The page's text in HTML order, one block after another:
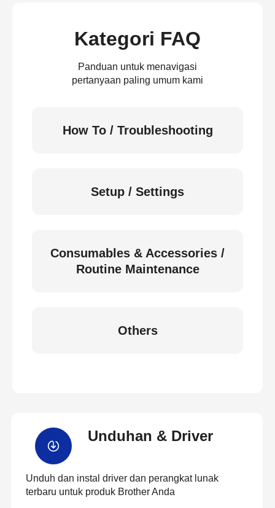
Kategori FAQ
Panduan untuk menavigasi
pertanyaan paling umum kami
How To / Troubleshooting
Setup / Settings
Consumables & Accessories /
Routine Maintenance
Others
Unduhan & Driver
Unduh dan instal driver dan perangkat lunak
terbaru untuk produk Brother Anda